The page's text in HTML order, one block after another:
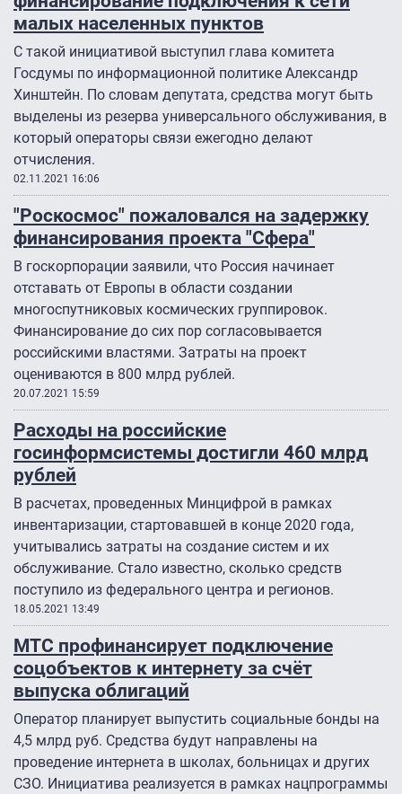
малых населенных пунктов
С такой инициативой выступил глава комитета
Госдумы по информационной политике Александр
Хинштейн. По словам депутата, средства могут быть
выделены из резерва универсального обслуживания, в
который операторы связи ежегодно делают
отчисления.
02.11.2021 16:06
"Роскосмос" пожаловался на задержку
финансирования проекта "Сфера"
В госкорпорации заявили, что Россия начинает
отставать от Европы в области создании
многоспутниковых космических группировок.
Финансирование до сих пор согласовывается
российскими властями. Затраты на проект
оцениваются в 800 млрд рублей.
20.07.2021 15:59
Расходы на российские
госинформсистемы достигли 460 млрд
рублей
В расчетах, проведенных Минцифрой в рамках
инвентаризации, стартовавшей в конце 2020 года,
учитывались затраты на создание систем и их
обслуживание. Стало известно, сколько средств
поступило из федерального центра и регионов.
18.05.2021 13:49
МТС профинансирует подключение
соцобъектов к интернету за счёт
выпуска облигаций
Оператор планирует выпустить социальные бонды на
4,5 млрд руб. Средства будут направлены на
проведение интернета в школах, больницах и других
СЗО. Инициатива реализуется в рамках нацпрограммы